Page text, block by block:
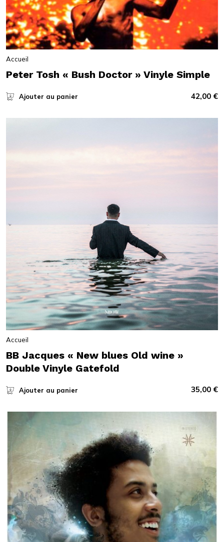
Accueil
Peter Tosh « Bush Doctor » Vinyle Simple
Ajouter au panier 42,00 €
Accueil
BB Jacques « New blues Old wine »
Double Vinyle Gatefold
Ajouter au panier 35,00 €